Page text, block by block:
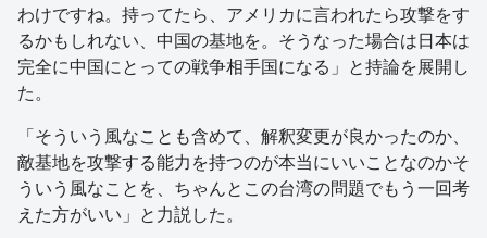
わけですね。持ってたら、アメリカに言われたら攻撃をす
るかもしれない、中国の基地を。そうなった場合は日本は
完全に中国にとっての戦争相手国になる」と持論を展開し
た。
「そういう風なことも含めて、解釈変更が良かったのか、
敵基地を攻撃する能力を持つのが本当にいいことなのかそ
ういう風なことを、ちゃんとこの台湾の問題でもう一回考
えた方がいい」と力説した。